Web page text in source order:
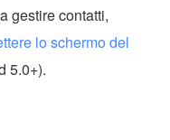
gestire contatti,
lo schermo del
5.0+).